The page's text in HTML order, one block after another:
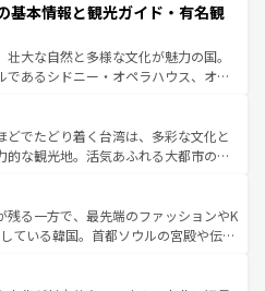
では、音楽と美食が融合した独特の
アメリカの各地域で異なる魅力を楽
性と豊かな歴史を感じることができ
ドトリップや列車の旅も、アメリカ
。また、定番の観光地といえばオアフ
求めるならマウイ島やカウアイ島が
グリーンに輝く海をはじめ、豊かな
ている。「アロハスピリット」と呼ば
ルフードやハワイアンミュージッ
ンスなど、すべてがハワイの魅力を彩
に新しい発見と感動が待っているハ
基本情報と観光ガイド・有名観
大な自然と多様な文化が魅力の国。
であるシドニー・オペラハウス、オー
部にそびえるウルル（エアーズロッ
美しい原生林やケアンズの熱帯雨林な
さん。また、カフェやワイン、オージ
も充実しており、サーフィンやダイ
など、アウトドア好きにはたまらな
の多彩な魅力を存分に味わいつくそ
どでたどり着く台湾は、多彩な文化と
的な観光地。活気あふれる大都市の台
帯である台湾東部など、都市の喧騒
存しており、訪れる人に新しい発見と
れる。また、奥深い台湾の食文化も魅
イーツなど、バラエティ豊かな料理
残る一方で、最先端のファッションやK
ている韓国。首都ソウルの宮殿や伝統
ば四季折々の自然美を楽しむことが